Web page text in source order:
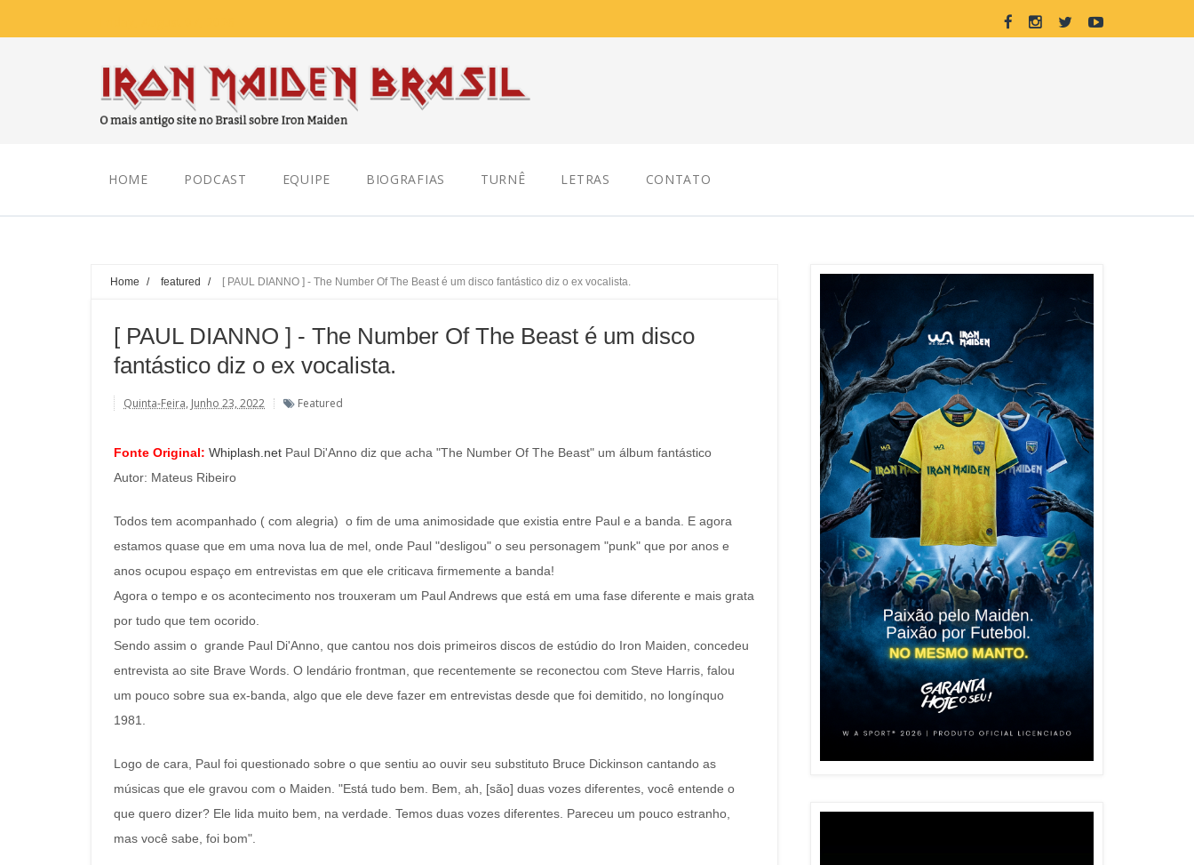
HOME PODCAST EQUIPE BIOGRAFIAS TURNÊ LETRAS CONTATO
Home / featured / [ PAUL DIANNO ] - The Number Of The Beast é um disco fantástico diz o ex vocalista.
[ PAUL DIANNO ] - The Number Of The Beast é um disco
fantástico diz o ex vocalista.
Quinta-Feira, Junho 23, 2022 Featured
Fonte Original: Whiplash.net Paul Di'Anno diz que acha "The Number Of The Beast" um álbum fantástico
Autor: Mateus Ribeiro
Todos tem acompanhado ( com alegria) o fim de uma animosidade que existia entre Paul e a banda. E agora
estamos quase que em uma nova lua de mel, onde Paul "desligou" o seu personagem "punk" que por anos e
anos ocupou espaço em entrevistas em que ele criticava firmemente a banda!
Agora o tempo e os acontecimento nos trouxeram um Paul Andrews que está em uma fase diferente e mais grata
por tudo que tem ocorido.
Sendo assim o grande Paul Di'Anno, que cantou nos dois primeiros discos de estúdio do Iron Maiden, concedeu
entrevista ao site Brave Words. O lendário frontman, que recentemente se reconectou com Steve Harris, falou
um pouco sobre sua ex-banda, algo que ele deve fazer em entrevistas desde que foi demitido, no longínquo
1981.
Logo de cara, Paul foi questionado sobre o que sentiu ao ouvir seu substituto Bruce Dickinson cantando as
músicas que ele gravou com o Maiden. "Está tudo bem. Bem, ah, [são] duas vozes diferentes, você entende o
que quero dizer? Ele lida muito bem, na verdade. Temos duas vozes diferentes. Pareceu um pouco estranho,
mas você sabe, foi bom".